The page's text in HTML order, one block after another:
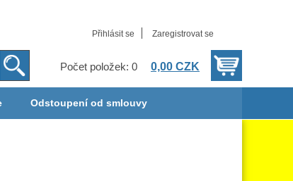
Přihlásit se Zaregistrovat se
Počet položek: 0 0,00 CZK
Odstoupení od smlouvy